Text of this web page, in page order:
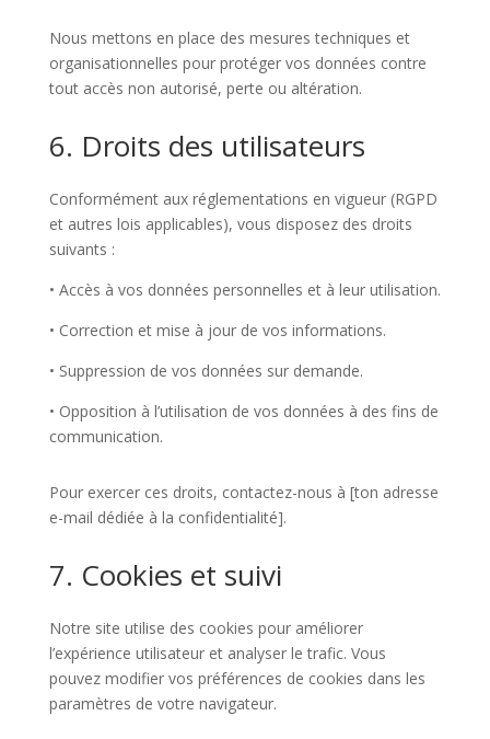
Nous mettons en place des mesures techniques et
organisationnelles pour protéger vos données contre
tout accès non autorisé, perte ou altération.
6. Droits des utilisateurs
Conformément aux réglementations en vigueur (RGPD
et autres lois applicables), vous disposez des droits
suivants :
• Accès à vos données personnelles et à leur utilisation.
• Correction et mise à jour de vos informations.
• Suppression de vos données sur demande.
• Opposition à l’utilisation de vos données à des fins de
communication.
Pour exercer ces droits, contactez-nous à [ton adresse
e-mail dédiée à la confidentialité].
7. Cookies et suivi
Notre site utilise des cookies pour améliorer
l’expérience utilisateur et analyser le trafic. Vous
pouvez modifier vos préférences de cookies dans les
paramètres de votre navigateur.